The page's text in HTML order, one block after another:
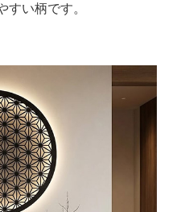
すい柄です。